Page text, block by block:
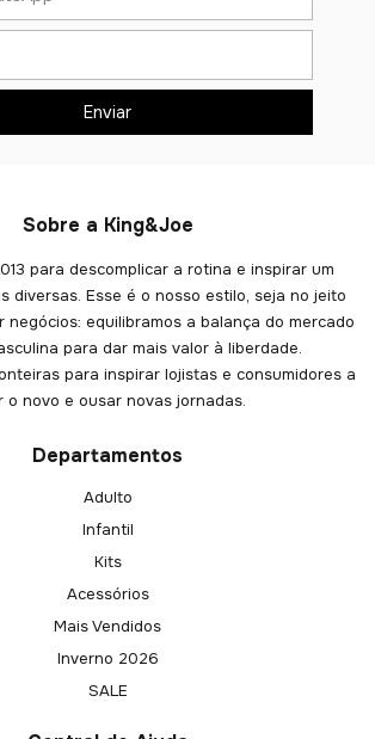
Sobre a King&Joe
para descomplicar a rotina e inspirar um
diversas. Esse é o nosso estilo, seja no jeito
equilibramos a balança do mercado
para dar mais valor à liberdade.
para inspirar lojistas e consumidores a
o novo e ousar novas jornadas.
Departamentos
Adulto
Infantil
Kits
Acessórios
Mais Vendidos
Inverno 2026
SALE